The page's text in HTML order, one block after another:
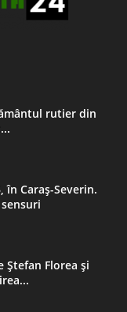
rutier din
în Caraș-Severin.
Ștefan Florea și